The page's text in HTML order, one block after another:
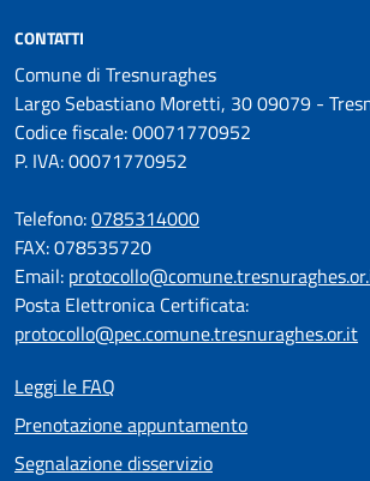
CONTATTI
Comune di Tresnuraghes
Largo Sebastiano Moretti, 30 09079 -
Codice fiscale: 00071770952
P. IVA: 00071770952
Telefono:0785314000
FAX: 078535720
Email:
Posta Elettronica Certificata:
protocollo@pec.comune.tresnuraghes.or.it
Leggi le FAQ
Prenotazione appuntamento
Segnalazione disservizio